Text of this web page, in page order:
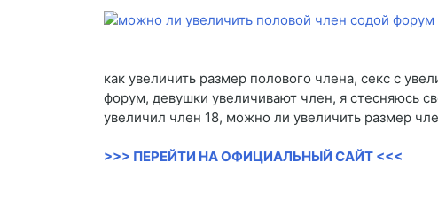
как увеличить размер полового члена, секс с
форум, девушки увеличивают член, я стесняюсь
увеличил член 18, можно ли увеличить размер
>>> ПЕРЕЙТИ НА ОФИЦИАЛЬНЫЙ САЙТ <<<